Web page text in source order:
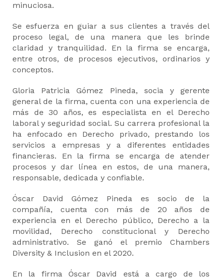
minuciosa.
Se esfuerza en guiar a sus clientes a través del
proceso legal, de una manera que les brinde
claridad y tranquilidad. En la firma se encarga,
entre otros, de procesos ejecutivos, ordinarios y
conceptos.
Gloria Patricia Gómez Pineda, socia y gerente
general de la firma, cuenta con una experiencia de
más de 30 años, es especialista en el Derecho
laboral y seguridad social. Su carrera profesional la
ha enfocado en Derecho privado, prestando los
servicios a empresas y a diferentes entidades
financieras. En la firma se encarga de atender
procesos y dar línea en estos, de una manera,
responsable, dedicada y confiable.
Óscar David Gómez Pineda es socio de la
compañía, cuenta con más de 20 años de
experiencia en el Derecho público, Derecho a la
movilidad, Derecho constitucional y Derecho
administrativo. Se ganó el premio Chambers
Diversity & Inclusion en el 2020.
En la firma Óscar David está a cargo de los